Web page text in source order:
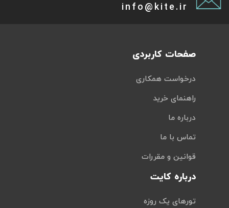
info@kite.ir
صفحات کاربردی
درخواست همکاری
راهنمای خرید
درباره ما
تماس با ما
قوانین و مقررات
درباره کایت
تورهای یک روزه